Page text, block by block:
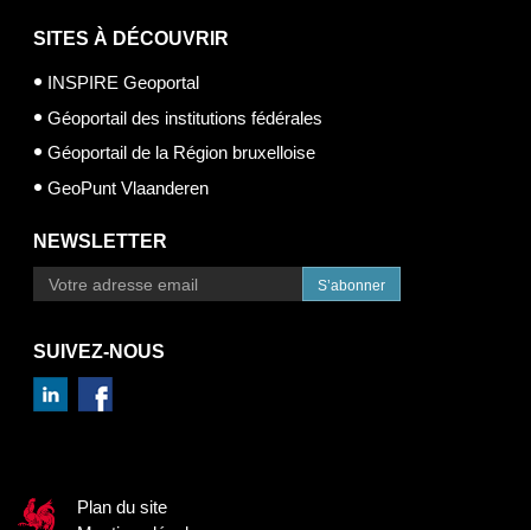
SITES À DÉCOUVRIR
INSPIRE Geoportal
Géoportail des institutions fédérales
Géoportail de la Région bruxelloise
GeoPunt Vlaanderen
NEWSLETTER
S’abonner
SUIVEZ-NOUS
Plan du site